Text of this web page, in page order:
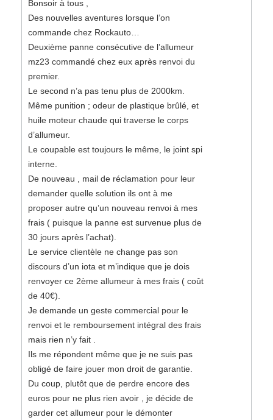
Bonsoir à tous ,
Des nouvelles aventures lorsque l’on
commande chez Rockauto…
Deuxième panne consécutive de l’allumeur
mz23 commandé chez eux après renvoi du
premier.
Le second n’a pas tenu plus de 2000km.
Même punition ; odeur de plastique brûlé, et
huile moteur chaude qui traverse le corps
d’allumeur.
Le coupable est toujours le même, le joint spi
interne.
De nouveau , mail de réclamation pour leur
demander quelle solution ils ont à me
proposer autre qu’un nouveau renvoi à mes
frais ( puisque la panne est survenue plus de
30 jours après l’achat).
Le service clientèle ne change pas son
discours d’un iota et m’indique que je dois
renvoyer ce 2ème allumeur à mes frais ( coût
de 40€).
Je demande un geste commercial pour le
renvoi et le remboursement intégral des frais
mais rien n’y fait .
Ils me répondent même que je ne suis pas
obligé de faire jouer mon droit de garantie.
Du coup, plutôt que de perdre encore des
euros pour ne plus rien avoir , je décide de
garder cet allumeur pour le démonter